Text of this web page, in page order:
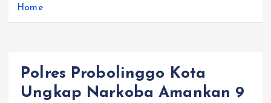
Home
Polres Probolinggo Kota
Ungkap Narkoba Amankan 9